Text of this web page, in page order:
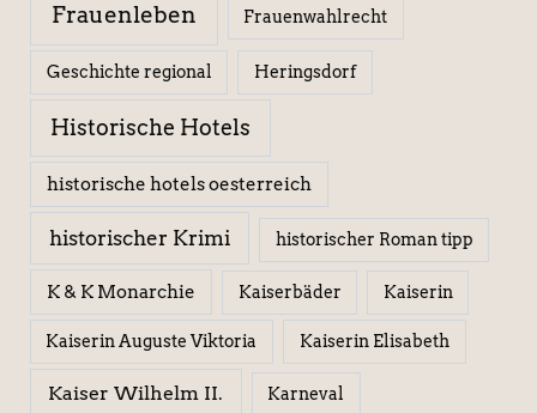
Frauenleben Frauenwahlrecht
Geschichte regional Heringsdorf
Historische Hotels
historische hotels oesterreich
historischer Krimi historischer Roman tipp
K & K Monarchie Kaiserbäder Kaiserin
Kaiserin Auguste Viktoria Kaiserin Elisabeth
Kaiser Wilhelm II. Karneval